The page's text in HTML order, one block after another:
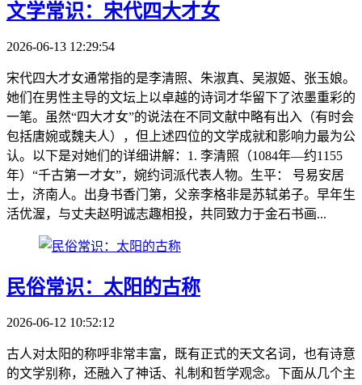
文学常识：宋代四大才女
2026-06-13 12:29:54
宋代四大才女通常指的是李清照、朱淑真、吴淑姬、张玉娘。
她们在男性主导的文坛上以卓越的诗词才华留下了浓墨重彩的
一笔。虽然“四大才女”的说法在不同文献中略有出入（有时会
包括唐婉或魏夫人），但上述四位的文学成就和影响力最为公
认。以下是对她们的详细讲解：1. 李清照（1084年—约1155
年）“千古第一才女”，婉约词派代表人物。生平： 号易安居
士，济南人。出身书香门第，父亲李格非是苏轼弟子。早年生
活优渥，与丈夫赵明诚志趣相投，共同致力于金石书画...
民俗常识：太阳的古称
2026-06-12 10:52:12
古人对太阳的称呼非常丰富，既有正式的天文名词，也有诗意
的文学别称，还融入了神话、礼制和哲学观念。下面从几个主